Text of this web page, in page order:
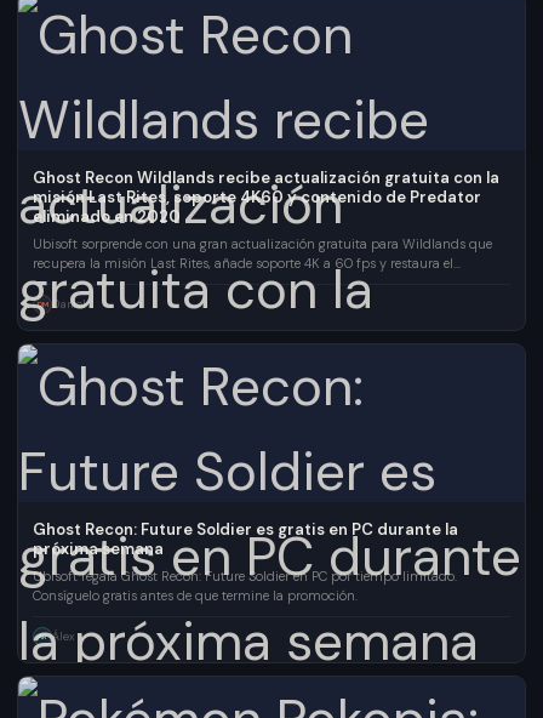
Ghost Recon Wildlands recibe actualización gratuita con la
misión Last Rites, soporte 4K60 y contenido de Predator
eliminado en 2020
Ubisoft sorprende con una gran actualización gratuita para Wildlands que
recupera la misión Last Rites, añade soporte 4K a 60 fps y restaura el
contenido de Predator.
DM Daniel
Ghost Recon: Future Soldier es gratis en PC durante la
próxima semana
Ubisoft regala Ghost Recon: Future Soldier en PC por tiempo limitado.
Consíguelo gratis antes de que termine la promoción.
AR Álex